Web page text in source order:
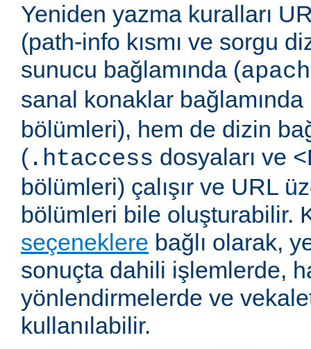
Yeniden yazma kuralları
(path-info kısmı ve sorgu
sunucu bağlamında (
sanal konaklar bağlamında
bölümleri), hem de dizin
( .htaccess dosyaları ve
bölümleri) çalışır ve URL
bölümleri bile oluşturabilir.
seçeneklere bağlı olarak,
sonuçta dahili işlemlerde,
yönlendirmelerde ve
kullanılabilir.